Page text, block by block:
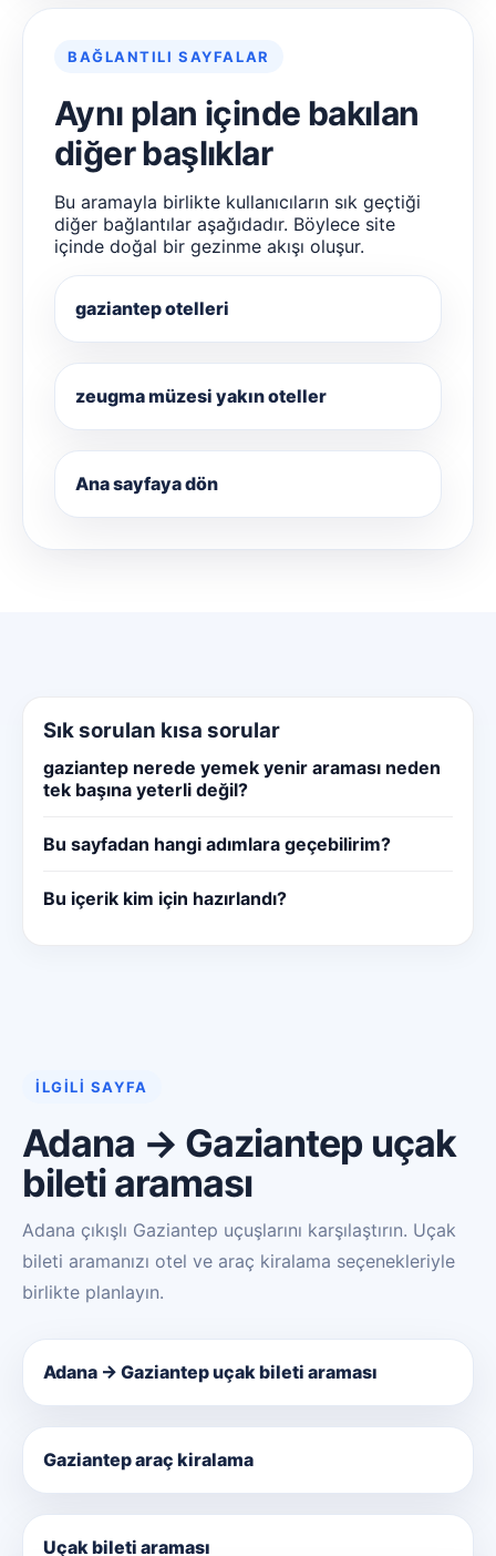
BAĞLANTILI SAYFALAR
Aynı plan içinde bakılan
diğer başlıklar
Bu aramayla birlikte kullanıcıların sık geçtiği
diğer bağlantılar aşağıdadır. Böylece site
içinde doğal bir gezinme akışı oluşur.
gaziantep otelleri
zeugma müzesi yakın oteller
Ana sayfaya dön
Sık sorulan kısa sorular
gaziantep nerede yemek yenir araması neden
tek başına yeterli değil?
Bu sayfadan hangi adımlara geçebilirim?
Bu içerik kim için hazırlandı?
İLGILI SAYFA
Adana → Gaziantep uçak
bileti araması
Adana çıkışlı Gaziantep uçuşlarını karşılaştırın. Uçak
bileti aramanızı otel ve araç kiralama seçenekleriyle
birlikte planlayın.
Adana → Gaziantep uçak bileti araması
Gaziantep araç kiralama
Uçak bileti araması